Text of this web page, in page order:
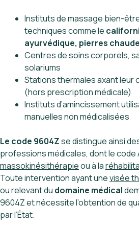
Instituts de massage bien-
techniques comme le
ayurvédique, pierres
Centres de soins corporels,
solariums
Stations thermales axant leur
(hors prescription médicale)
Instituts d’amincissement
manuelles non médicalisées
Le code 9604Zse distingue ainsi
professions médicales, dont le code
massokinésithérapieou à la
Toute intervention ayant unevisée
ou relevant du domaine médical
9604Z et nécessite l’obtention de
par l’État.